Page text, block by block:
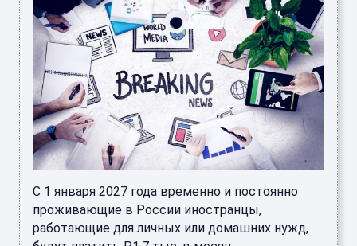
С 1 января 2027 года временно и постоянно
проживающие в России иностранцы,
работающие для личных или домашних нужд,